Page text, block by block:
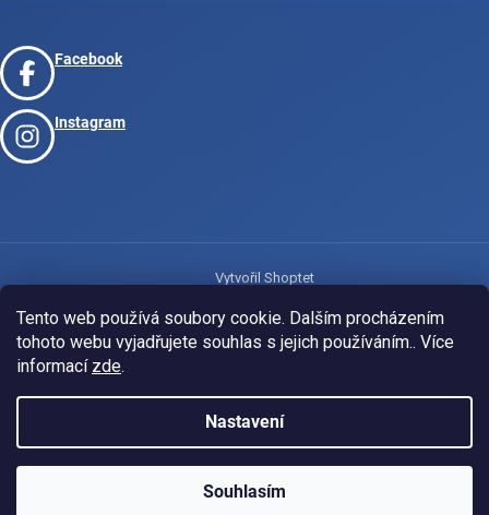
Tento web používá soubory cookie. Dalším procházením
tohoto webu vyjadřujete souhlas s jejich používáním.. Více
informací zde.
Nastavení
Souhlasím
Facebook
Instagram
Vytvořil Shoptet
Copyright 2026www.josport.cz. Všechna práva vyhrazena.